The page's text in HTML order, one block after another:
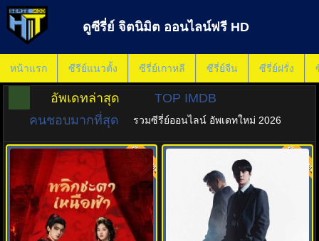
ดูซีรี่ย์ จิตนิมิต ออนไลน์ฟรี HD
หน้าแรก ซีรีย์แนวตั้ง ซีรี่ย์เกาหลี ซีรี่ย์จีน ซีรี่ย์ฝรั่ง
อัพเดทล่าสุด
TOP IMDB
คนชอบมากที่สุด
รวมซีรี่ย์ออนไลน์ อัพเดทใหม่ 2026
8.8 พากย์ไทย พากย์ไทย